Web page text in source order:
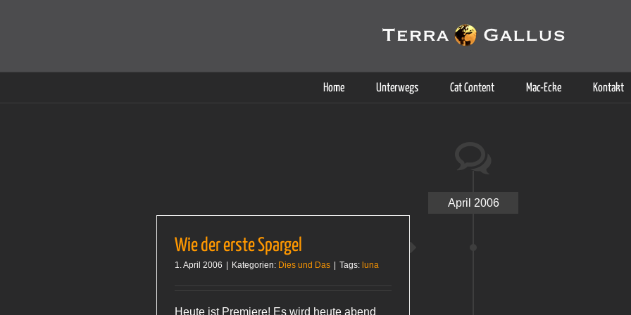
Home Unterwegs Cat Content Mac-Ecke Kontakt
April 2006
Wie der erste Spargel
1. April 2006 Kategorien: Dies und Das Tags: luna
Heute ist Premiere! Es wird heute abend
Cookies helfen auf auf dieser Seite bei der Bereitstellung der Dienste. Durch die Nutzung dieser Webseite erklären Sie sich
Weitere Informationen